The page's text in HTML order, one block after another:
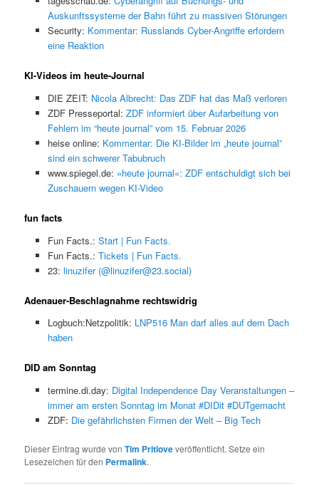
Auskunftssysteme der Bahn führt zu massiven Störungen
Security: Kommentar: Russlands Cyber-Angriffe erfordern
eine Reaktion
KI-Videos im heute-Journal
DIE ZEIT: Nicola Albrecht: Das ZDF hat das Maß verloren
ZDF Presseportal: ZDF informiert über Aufarbeitung von
Fehlern im “heute journal” vom 15. Februar 2026
heise online: Kommentar: Die KI-Bilder im „heute journal”
sind ein schwerer Tabubruch
www.spiegel.de: »heute journal«: ZDF entschuldigt sich bei
Zuschauern wegen KI-Video
fun facts
Fun Facts.: Start | Fun Facts.
Fun Facts.: Tickets | Fun Facts.
23: linuzifer (@linuzifer@23.social)
Adenauer-Beschlagnahme rechtswidrig
Logbuch:Netzpolitik: LNP516 Man darf alles auf dem Dach
haben
DID am Sonntag
termine.di.day: Digital Independence Day Veranstaltungen –
immer am ersten Sonntag im Monat #DIDit #DUTgemacht
ZDF: Die gefährlichsten Firmen der Welt – Big Tech
Dieser Eintrag wurde vonTim Pritloveveröffentlicht. Setze ein
Lesezeichen für den Permalink.